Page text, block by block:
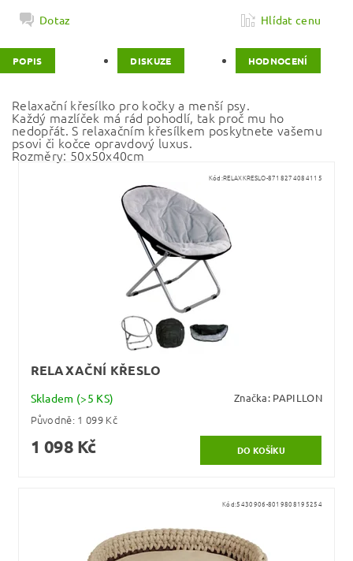
Dotaz Hlídat cenu
POPIS DISKUZE HODNOCENÍ
Relaxační křesílko pro kočky a menší psy.
Každý mazlíček má rád pohodlí, tak proč mu ho
nedopřát. S relaxačním křesílkem poskytnete vašemu
psovi či kočce opravdový luxus.
Rozměry: 50x50x40cm
Kód:RELAXKRESLO-8718274084115
RELAXAČNÍ KŘESLO
Skladem (>5 KS) Značka: PAPILLON
Původně: 1 099 Kč
1 098 Kč
Kód:5430906-8019808195254